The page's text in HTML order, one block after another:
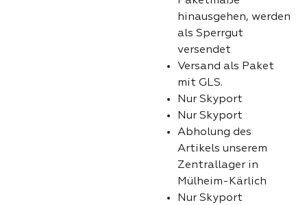
hinausgehen, werden
als Sperrgut
versendet
Versand als Paket
mit GLS.
Nur Skyport
Nur Skyport
Abholung des
Artikels unserem
Zentrallager in
Mülheim-Kärlich
Nur Skyport